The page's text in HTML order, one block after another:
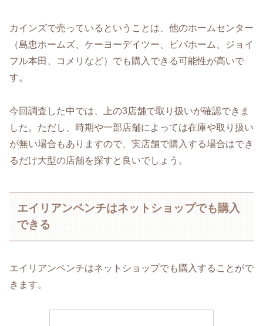
カインズで売っているということは、他のホームセンター
（島忠ホームズ、ケーヨーデイツー、ビバホーム、ジョイ
フル本田、コメリなど）でも購入できる可能性が高いで
す。
今回調査した中では、上の3店舗で取り扱いが確認できま
した。ただし、時期や一部店舗によっては在庫や取り扱い
が無い場合もありますので、実店舗で購入する場合はでき
るだけ大型の店舗を探すと良いでしょう。
エイリアンペンチはネットショップでも購入
できる
エイリアンペンチはネットショップでも購入することがで
きます。